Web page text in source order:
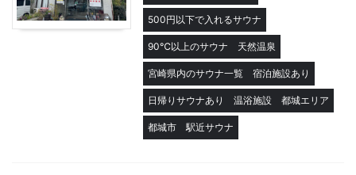
500円以下で入れるサウナ
90℃以上のサウナ 天然温泉
宮崎県内のサウナ一覧 宿泊施設あり
日帰りサウナあり 温浴施設 都城エリア
都城市 駅近サウナ